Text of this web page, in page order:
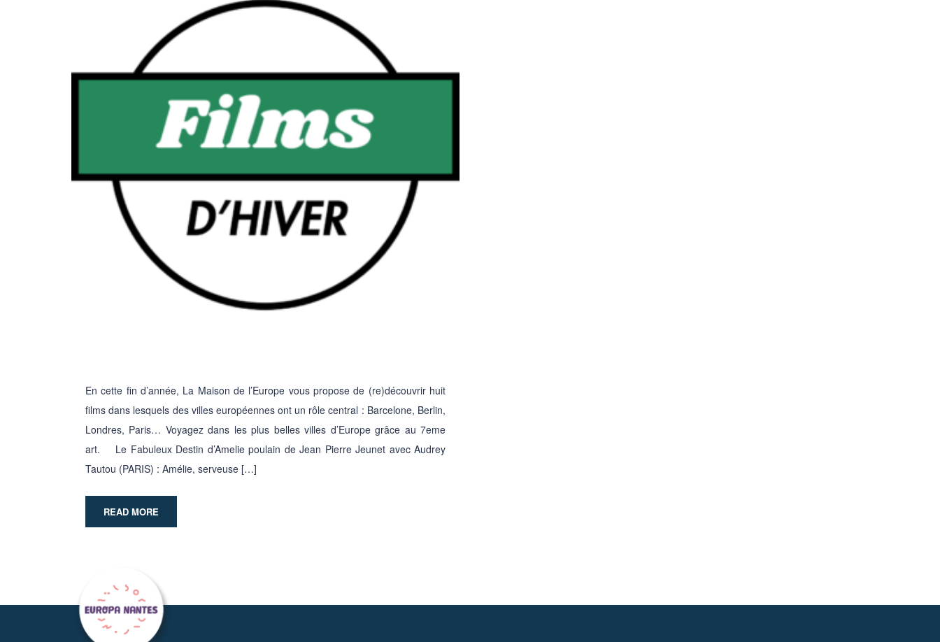
En cette fin d’année, La Maison de l’Europe vous propose de (re)découvrir huit
films dans lesquels des villes européennes ont un rôle central : Barcelone, Berlin,
Londres, Paris… Voyagez dans les plus belles villes d’Europe grâce au 7eme
art. Le Fabuleux Destin d’Amelie poulain de Jean Pierre Jeunet avec Audrey
Tautou (PARIS) : Amélie, serveuse […]
READ MORE